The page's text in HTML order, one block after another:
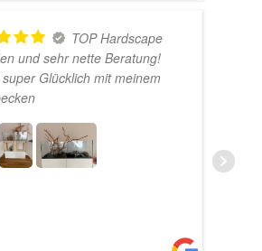
TOP Hardscape
und sehr nette Beratung!
Glücklich mit meinem